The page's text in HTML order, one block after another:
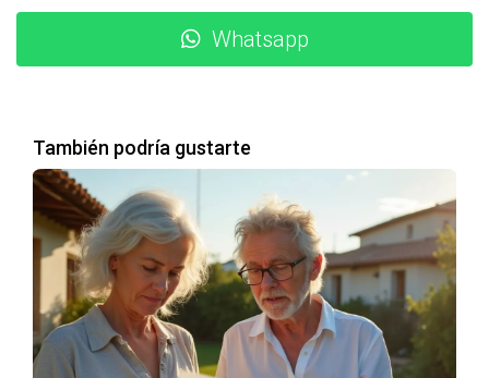
asegúrate de informarte bien sobre las
implicaciones fiscales.
maximizar tus beneficios y minimizar los
impuestos.
No dudes en contactarme si necesitas
asesoramiento personalizado sobre tu situación
particular.
PREGUNTAS FRECUENTES
Whatsapp
También podría gustarte